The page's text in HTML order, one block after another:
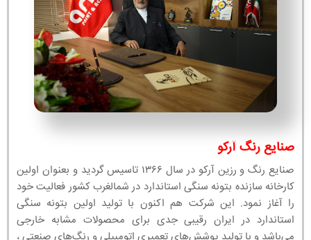
صنایع رنگ آرکو
صنایع رنگ و رزین آرکو در سال ۱۳۶۶ تاسیس گردید و بعنوان اولین
کارخانه سازنده بتونه سنگی استاندارد در شمالغرب کشور فعالیت خود
را آغاز نمود. این شرکت هم اکنون با تولید اولین بتونه سنگی
استاندارد در ایران رقیبی جدی برای محصولات مشابه خارجی